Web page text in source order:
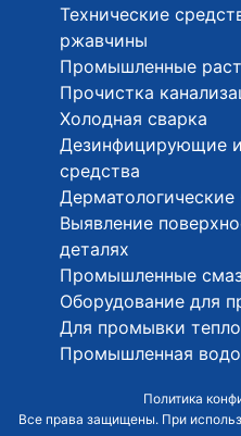
Технические
ржавчины
Промышленные
Прочистка
Холодная сварка
Дезинфицирующие и
средства
Выявление
деталях
Промышленные
Оборудование для
Для промывки
Промышленная
Политика
Все права защищены. При